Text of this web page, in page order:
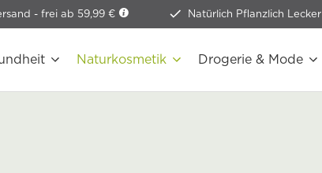
- frei ab 59,99 € Natürlich Pflanzlich Lecker
Naturkosmetik Drogerie & Mode